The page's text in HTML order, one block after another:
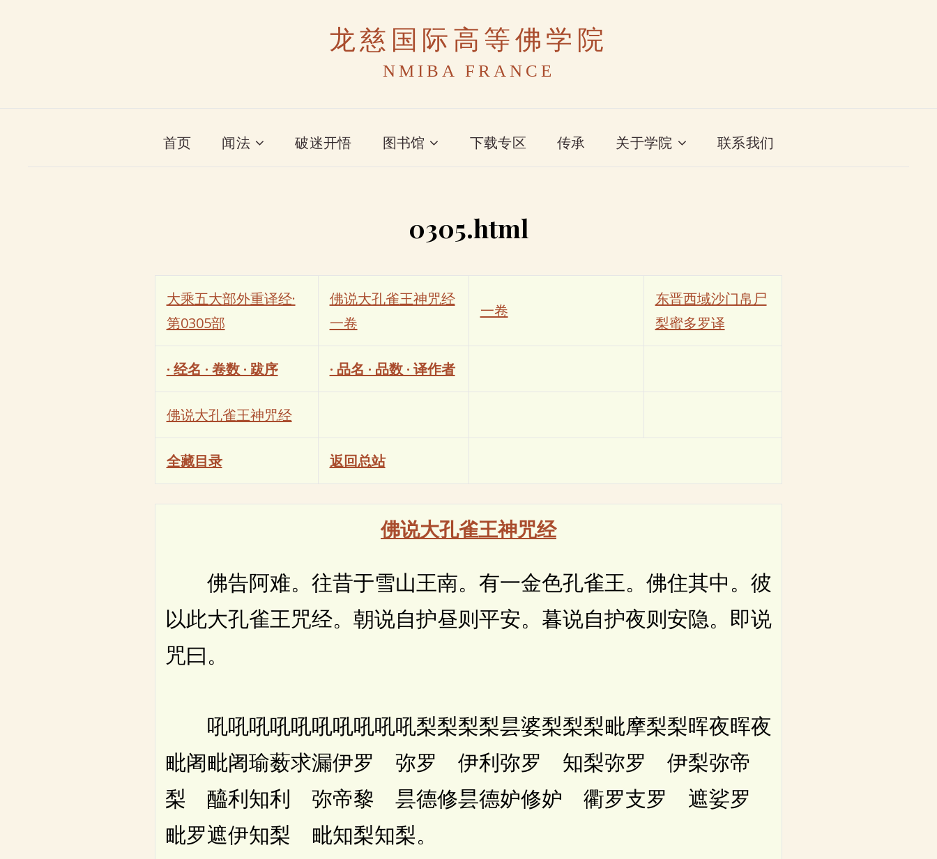
龙慈国际高等佛学院
NMIBA FRANCE
首页 闻法 破迷开悟 图书馆 下载专区 传承 关于学院 联系我们
0305.html
大乘五大部外重译经·
第0305部
佛说大孔雀王神咒经
一卷
一卷
东晋西域沙门帛尸
梨蜜多罗译
· 经名 · 卷数 · 跋序 · 品名 · 品数 · 译作者
佛说大孔雀王神咒经
全藏目录 返回总站
佛说大孔雀王神咒经
佛告阿难。往昔于雪山王南。有一金色孔雀王。佛住其中。彼
以此大孔雀王咒经。朝说自护昼则平安。暮说自护夜则安隐。即说
咒曰。
吼吼吼吼吼吼吼吼吼吼梨梨梨梨昙婆梨梨梨毗摩梨梨晖夜晖夜
毗阇毗阇瑜薮求漏伊罗 弥罗 伊利弥罗 知梨弥罗 伊梨弥帝
梨 醯利知利 弥帝黎 昙德修昙德妒修妒 衢罗支罗 遮娑罗
毗罗遮伊知梨 毗知梨知梨。